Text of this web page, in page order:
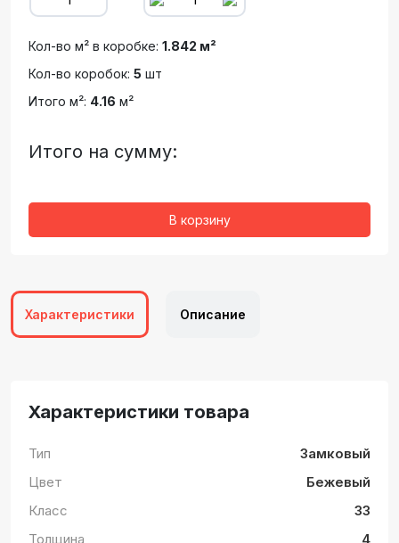
Кол-во м² в коробке: 1.842 м²
Кол-во коробок: 5 шт
Итого м²: 4.16 м²
Итого на сумму:
В корзину
Характеристики Описание
Характеристики товара
Тип
Замковый
Цвет
Бежевый
Класс
33
Толщина
4